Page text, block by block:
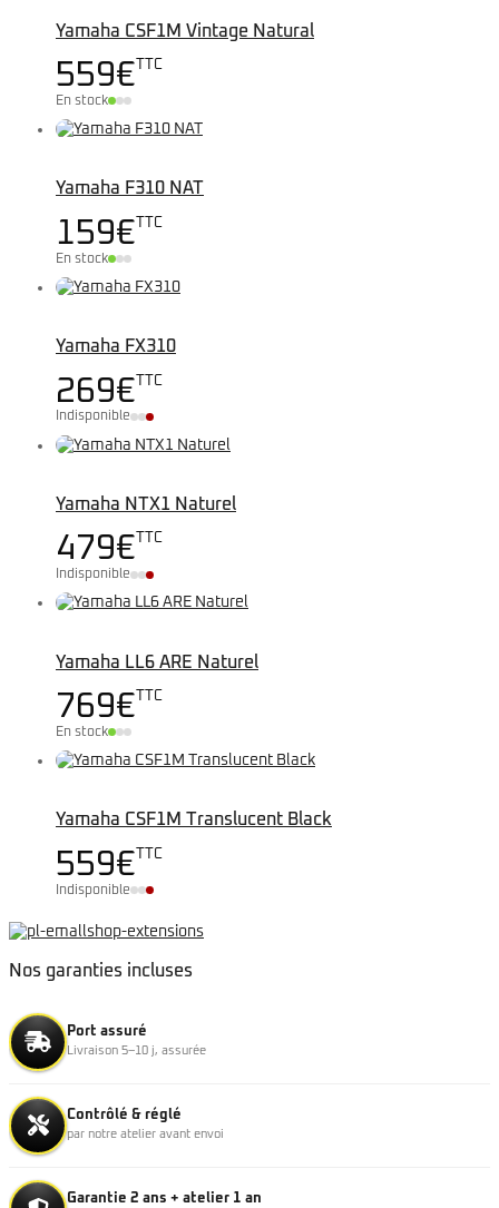
Yamaha CSF1M Vintage Natural
559€ TTC
En stock
Yamaha F310 NAT
159€ TTC
En stock
Yamaha FX310
269€ TTC
Indisponible
Yamaha NTX1 Naturel
479€ TTC
Indisponible
Yamaha LL6 ARE Naturel
769€ TTC
En stock
Yamaha CSF1M Translucent Black
559€ TTC
Indisponible
Nos garanties incluses
Port assuré
Livraison 5–10 j, assurée
Contrôlé & réglé
par notre atelier avant envoi
Garantie 2 ans + atelier 1 an